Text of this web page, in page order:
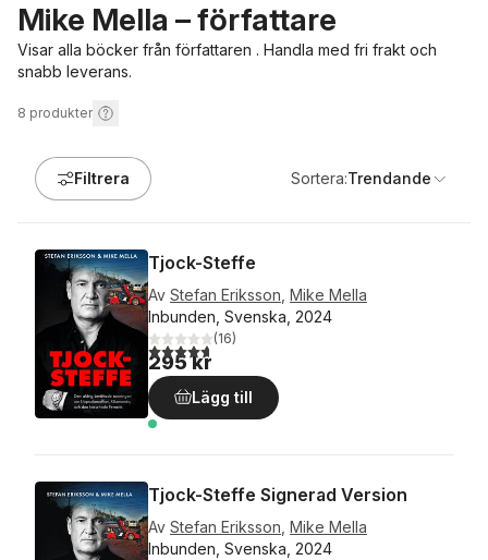
Mike Mella – författare
Visar alla böcker från författaren . Handla med fri frakt och
snabb leverans.
8 produkter
Filtrera Sortera:Trendande
Tjock-Steffe
Av Stefan Eriksson Mike Mella
Inbunden, Svenska, 2024
4,7utav 5 stjärnor. Totalt antal röster:
(16)
295 kr
Lägg till
Tjock-Steffe Signerad Version
Av Stefan Eriksson Mike Mella
Inbunden, Svenska, 2024